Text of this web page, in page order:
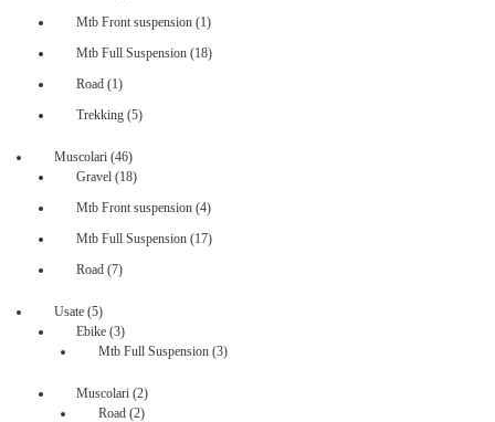
Mtb Front suspension 11
Mtb Full Suspension 1818
Road 11
Trekking 55
Muscolari 4646
prodotti
Gravel 1818
Mtb Front suspension 44
Mtb Full Suspension 1717
Road 77
Usate 55
prodotti
Ebike 33
prodotti
Mtb Full Suspension 33
Muscolari 22
prodotti
Road 22